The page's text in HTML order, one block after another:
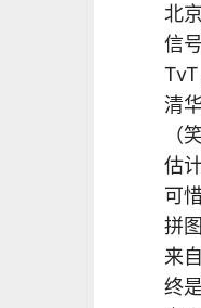
北
信
清
（
估
可
拼
来
终